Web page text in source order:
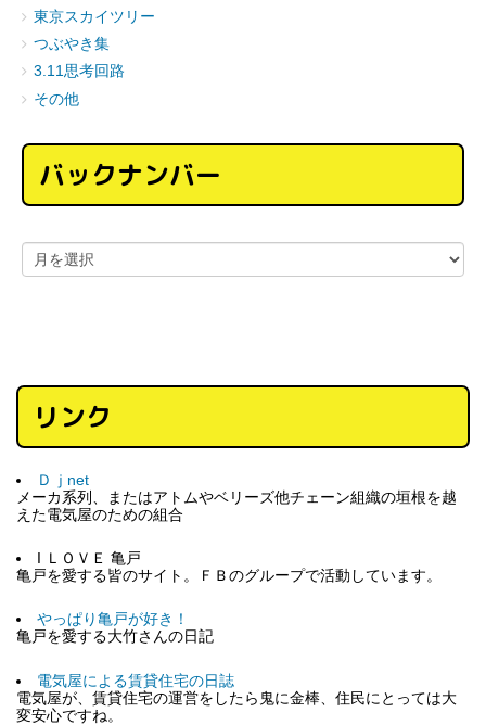
東京スカイツリー
つぶやき集
3.11思考回路
その他
バックナンバー
リンク
Ｄｊnet
メーカ系列、またはアトムやベリーズ他チェーン組織の垣根を越
えた電気屋のための組合
I ＬＯＶＥ 亀戸
亀戸を愛する皆のサイト。ＦＢのグループで活動しています。
やっぱり亀戸が好き！
亀戸を愛する大竹さんの日記
電気屋による賃貸住宅の日誌
電気屋が、賃貸住宅の運営をしたら鬼に金棒、住民にとっては大
変安心ですね。